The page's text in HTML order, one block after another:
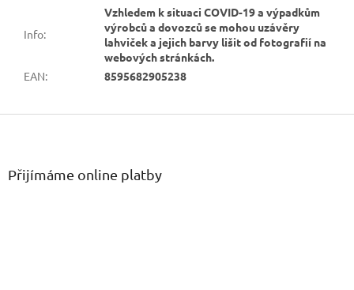
Info:
Vzhledem k situaci COVID-19 a výpadkům
výrobců a dovozců se mohou uzávěry
lahviček a jejich barvy lišit od fotografií na
webových stránkách.
EAN: 8595682905238
Z
Přijímáme online platby